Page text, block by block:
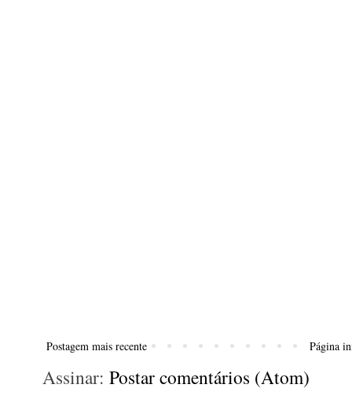
Postagem mais recente Página
Assinar: Postar comentários (Atom)